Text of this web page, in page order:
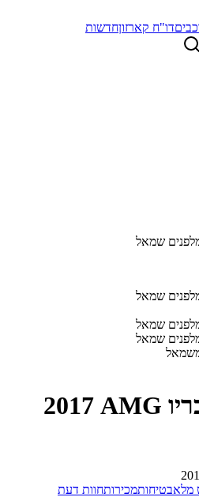
דו"ח קארזוןחדשות
2017
מלאבטיחותמכירותחוות דעת